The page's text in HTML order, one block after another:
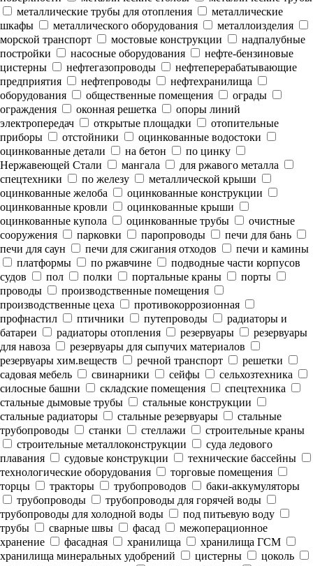
металлические трубы для отопления
металлические
шкафы
металлического оборудования
металлоизделия
морской транспорт
мостовые конструкции
надпалубные
постройки
насосные оборудования
нефте-бензиновые
цистерны
нефтегазопроводы
нефтеперерабатывающие
предприятия
нефтепроводы
нефтехранилища
оборудования
общественные помещения
ограды
ограждения
оконная решетка
опоры линий
электропередач
открытые площадки
отопительные
приборы
отстойники
оцинкованные водостоки
оцинкованные детали
на бетон
по цинку
Нержавеющей Стали
мангала
для ржавого металла
спецтехники
по железу
металлической крыши
оцинкованные желоба
оцинкованные конструкции
оцинкованные кровли
оцинкованные крыши
оцинкованные купола
оцинкованные трубы
очистные
сооружения
парковки паропроводы
печи для бань
печи для саун
печи для сжигания отходов
печи и камины
платформы
по ржавчине
подводные части корпусов
судов
пол полки портальные краны
порты
проводы
производственные помещения
производственные цеха
противокоррозионная
профнастил
птичники путепроводы
радиаторы и
батареи
радиаторы отопления резервуары
резервуары
для навоза
резервуары для сыпучих материалов
резервуары хим.веществ
речной транспорт
решетки
садовая мебель
свинарники сейфы
сельхозтехника
силосные башни
складские помещения
спецтехника
стальные дымовые трубы
стальные конструкции
стальные радиаторы
стальные резервуары
стальные
трубопроводы
станки стеллажи
строительные краны
строительные металлоконструкции
суда ледового
плавания
судовые конструкции
технические бассейны
технологические оборудования
торговые помещения
торцы
тракторы трубопроводов
баки-аккумуляторы
трубопроводы
трубопроводы для горячей воды
трубопроводы для холодной воды
под питьевую воду
трубы
сварные швы фасад
межоперационное
хранение
фасадная хранилища
хранилища ГСМ
хранилища минеральных удобрений
цистерны
цоколь